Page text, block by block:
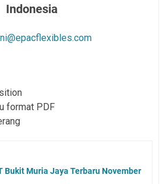
Indonesia
format PDF
Bukit Muria Jaya Terbaru November